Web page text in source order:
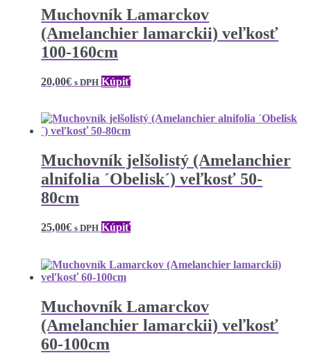
Muchovník Lamarckov
(Amelanchier lamarckii) veľkosť
100-160cm
20,00€ s DPH Kúpiť
Muchovník jelšolistý (Amelanchier
alnifolia ´Obelisk´) veľkosť 50-
80cm
25,00€ s DPH Kúpiť
Muchovník Lamarckov
(Amelanchier lamarckii) veľkosť
60-100cm